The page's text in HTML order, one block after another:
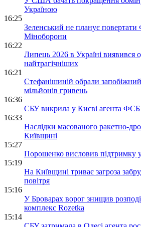
Україною
16:25
Зеленський не планує повертати
Міноборони
16:22
Липець 2026 в Україні виявився
найтрагічніших
16:21
Стефанішиній обрали запобіжний
мільйонів гривень
16:36
СБУ викрила у Києві агента ФСБ
16:33
Наслідки масованого ракетно-
Київщині
15:27
Порошенко висловив підтримку
15:19
На Київщині триває загроза
повітря
15:16
У Броварах ворог знищив
комплекс Rozetka
15:14